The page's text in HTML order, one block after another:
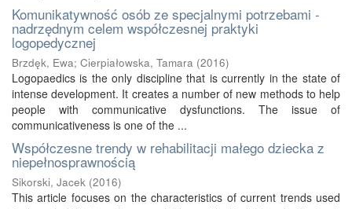
Komunikatywność osób ze specjalnymi potrzebami -
nadrzędnym celem współczesnej praktyki
logopedycznej
Brzdęk, Ewa; Cierpiałowska, Tamara (2016)
Logopaedics is the only discipline that is currently in the state of
intense development. It creates a number of new methods to help
people with communicative dysfunctions. The issue of
communicativeness is one of the ...
Współczesne trendy w rehabilitacji małego dziecka z
niepełnosprawnością
Sikorski, Jacek (2016)
This article focuses on the characteristics of current trends used